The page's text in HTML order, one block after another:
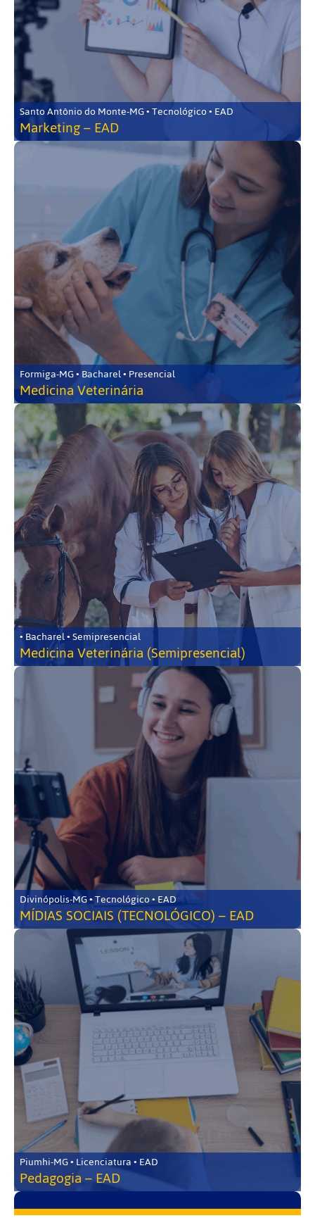
Santo Antônio do Monte-MG • Tecnológico • EAD
Marketing – EAD
Formiga-MG • Bacharel • Presencial
Medicina Veterinária
• Bacharel • Semipresencial
Medicina Veterinária (Semipresencial)
Divinópolis-MG • Tecnológico • EAD
MÍDIAS SOCIAIS (TECNOLÓGICO) – EAD
Piumhi-MG • Licenciatura • EAD
Pedagogia – EAD